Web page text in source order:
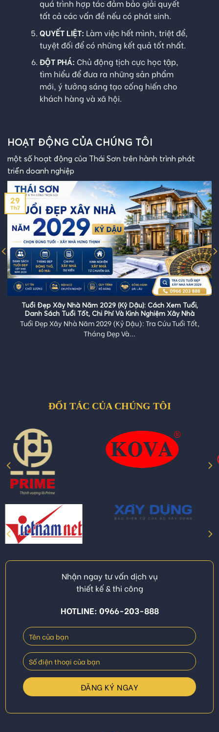
quá trình hợp tác đảm bảo giải quyết
tất cả các vấn đề nếu có phát sinh.
QUYẾT LIỆT: Làm việc hết mình, triệt để,
tuyệt đối để có những kết quả tốt nhất.
ĐỘT PHÁ: Chủ động tịch cực học tập,
tìm hiểu để đưa ra những sản phẩm
mới, ý tưởng sáng tạo cống hiến cho
khách hàng và xã hội.
HOẠT ĐỘNG CỦA CHÚNG TÔI
một số hoạt động của Thái Sơn trên hành trình phát
triển doanh nghiệp
Tuổi Đẹp Xây Nhà Năm 2029 (Kỷ Dậu): Cách Xem Tuổi,
Danh Sách Tuổi Tốt, Chi Phí Và Kinh Nghiệm Xây Nhà
Tuổi Đẹp Xây Nhà Năm 2029 (Kỷ Dậu): Tra Cứu Tuổi Tốt,
Tháng Đẹp Và...
29
Th7
ĐỐI TÁC CỦA CHÚNG TÔI
Nhận ngay tư vấn dịch vụ
thiết kế & thi công
HOTLINE: 0966-203-888